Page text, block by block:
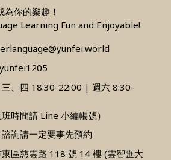
你的樂趣！
Learning Fun and Enjoyable!
三、四 18:30-22:00 | 週六 8:30-
班時間請 Line 小編帳號）
詢請一定要事先預約
區慈雲路 118 號 14 樓 (雲智匯大